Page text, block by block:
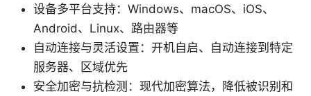
设备多平台支持：Windows、macOS、iOS、
Android、Linux、路由器等
自动连接与灵活设置：开机自启、自动连接到特定
服务器、区域优先
安全加密与抗检测：现代加密算法，降低被识别和